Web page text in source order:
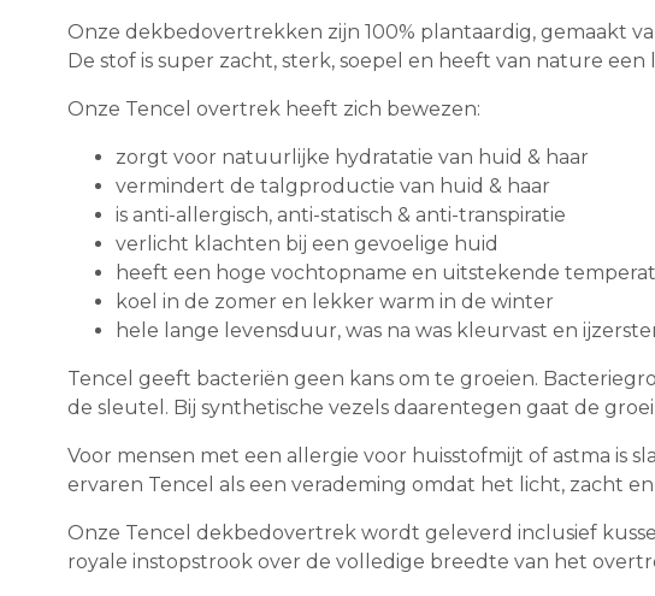
Onze dekbedovertrekken zijn 100% plantaardig, gemaakt
De stof is super zacht, sterk, soepel en heeft van nature een
Onze Tencel overtrek heeft zich bewezen:
zorgt voor natuurlijke hydratatie van huid & haar
vermindert de talgproductie van huid & haar
is anti-allergisch, anti-statisch & anti-transpiratie
verlicht klachten bij een gevoelige huid
heeft een hoge vochtopname en uitstekende
koel in de zomer en lekker warm in de winter
hele lange levensduur, was na was kleurvast en
Tencel geeft bacteriën geen kans om te groeien.
de sleutel. Bij synthetische vezels daarentegen gaat de
Voor mensen met een allergie voor huisstofmijt of astma is
ervaren Tencel als een verademing omdat het licht, zacht
Onze Tencel dekbedovertrek wordt geleverd inclusief
royale instopstrook over de volledige breedte van het